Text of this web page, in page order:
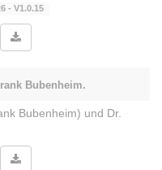
- V1.0.15
Bubenheim.
Bubenheim) und Dr.